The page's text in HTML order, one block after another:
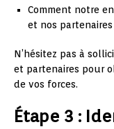
Comment notre
et nos partenaires
N’hésitez pas à
et partenaires pour
de vos forces.
Étape 3 :